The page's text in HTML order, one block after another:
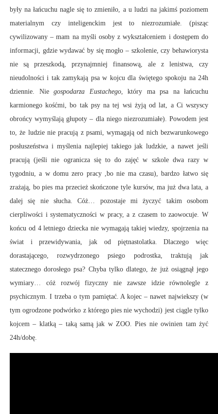
były na łańcuchu nagle się to zmieniło, a u ludzi na jakimś poziomem
materialnym czy inteligenckim jest to niezrozumiałe. (pisząc
cywilizowany – mam na myśli osoby z wykształceniem i dostępem do
informacji, gdzie wydawać by się mogło – szkolenie, czy behawiorysta
nie są przeszkodą, przynajmniej finansową, ale z lenistwa, czy
nieudolności i tak zamykają psa w kojcu dla świętego spokoju na 24h
dziennie. Nie gospodarza Eustachego, który ma psa na łańcuchu
karmionego kośćmi, bo tak psy na tej wsi żyją od lat, a Ci wszyscy
obrońcy wymyślają głupoty – dla niego niezrozumiałe). Powodem jest
to, że ludzie nie pracują z psami, wymagają od nich bezwarunkowego
posłuszeństwa i myślenia najlepiej takiego jak ludzkie, a nawet jeśli
pracują (jeśli nie ogranicza się to do zajęć w szkole dwa razy w
tygodniu, a w domu zero pracy ,bo nie ma czasu), bardzo łatwo się
zrażają, bo pies ma przecież skończone tyle kursów, ma już dwa lata, a
dalej się nie słucha. Cóż… pozostaje mi życzyć takim osobom
cierpliwości i systematyczności w pracy, a z czasem to zaowocuje. W
końcu od 4 letniego dziecka nie wymagają takiej wiedzy, spojrzenia na
świat i przewidywania, jak od piętnastolatka. Dlaczego więc
dorastającego, rozwydrzonego psiego podrostka, traktują jak
statecznego dorosłego psa? Chyba tylko dlatego, że już osiągnął jego
wymiary… cóż rozwój fizyczny nie zawsze idzie równolegle z
psychicznym. I trzeba o tym pamiętać. A kojec – nawet najwiekszy (w
tym ogrodzone podwórko z którego pies nie wychodzi) jest ciągle tylko
kojcem – klatką – taką samą jak w ZOO. Pies nie owinien tam żyć
24h/dobę.